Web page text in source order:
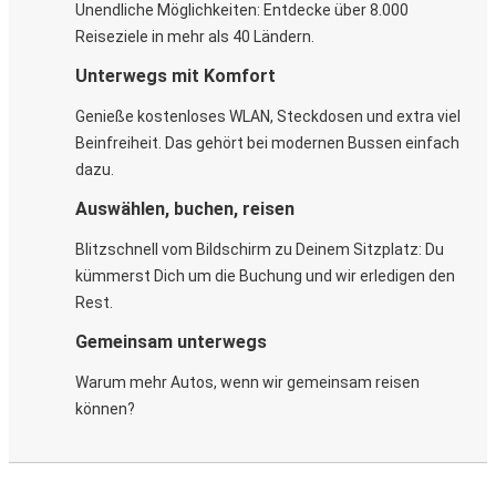
Unendliche Möglichkeiten: Entdecke über 8.000
Reiseziele in mehr als 40 Ländern.
Unterwegs mit Komfort
Genieße kostenloses WLAN, Steckdosen und extra viel
Beinfreiheit. Das gehört bei modernen Bussen einfach
dazu.
Auswählen, buchen, reisen
Blitzschnell vom Bildschirm zu Deinem Sitzplatz: Du
kümmerst Dich um die Buchung und wir erledigen den
Rest.
Gemeinsam unterwegs
Warum mehr Autos, wenn wir gemeinsam reisen
können?